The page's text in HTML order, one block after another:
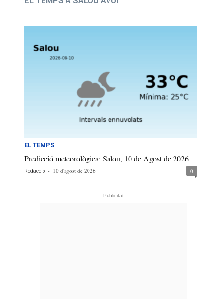
EL TEMPS
Predicció meteorològica: Salou, 10 de Agost de 2026
Redacció - 10 d'agost de 2026 0
- Publicitat -